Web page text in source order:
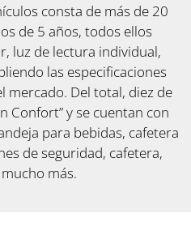
consta de más de 20
de 5 años, todos ellos
luz de lectura individual,
las especificaciones
mercado. Del total, diez de
Confort” y se cuentan con
para bebidas, cafetera
de seguridad, cafetera,
más.